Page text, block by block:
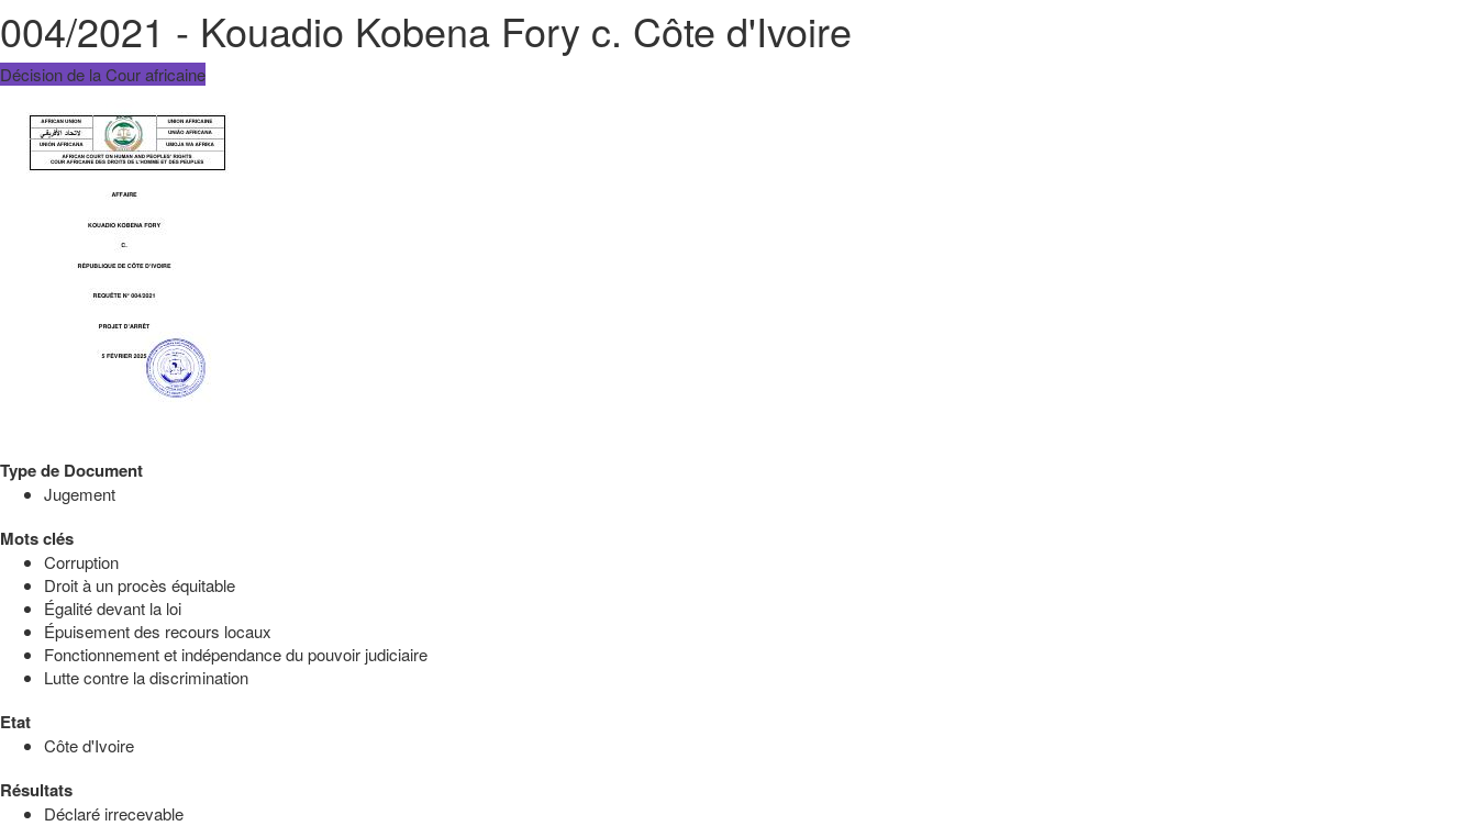
004/2021 - Kouadio Kobena Fory c. Côte d'Ivoire
Décision de la Cour africaine
Type de Document
Jugement
Mots clés
Corruption
Droit à un procès équitable
Égalité devant la loi
Épuisement des recours locaux
Fonctionnement et indépendance du pouvoir judiciaire
Lutte contre la discrimination
Etat
Côte d'Ivoire
Résultats
Déclaré irrecevable